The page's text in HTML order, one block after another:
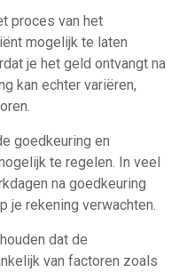
proces van het
mogelijk te laten
je het geld ontvangt na
kan echter variëren,
goedkeuring en
te regelen. In veel
na goedkeuring
je rekening verwachten.
dat de
van factoren zoals